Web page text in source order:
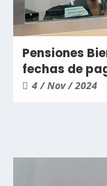
Pensiones
fechas de
4 / Nov / 2024